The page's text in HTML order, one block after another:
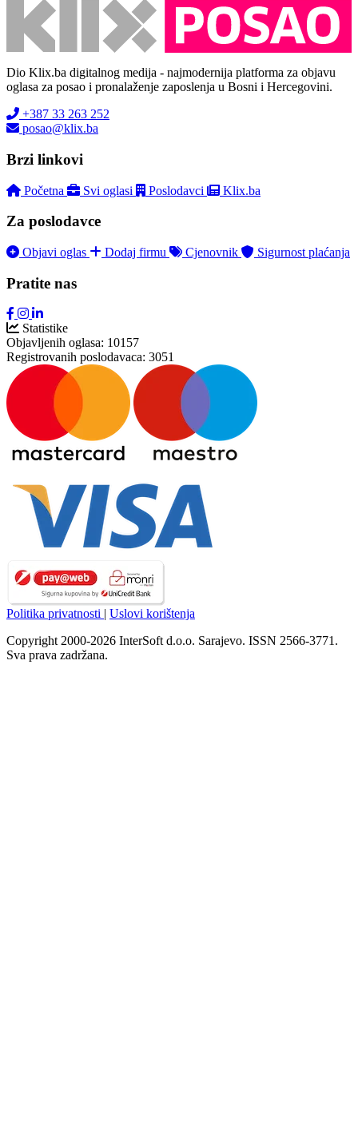
Dio Klix.ba digitalnog medija - najmodernija platforma za objavu
oglasa za posao i pronalaženje zaposlenja u Bosni i Hercegovini.
+387 33 263 252
posao@klix.ba
Brzi linkovi
Početna Svi oglasi Poslodavci Klix.ba
Za poslodavce
Objavi oglas Dodaj firmu Cjenovnik Sigurnost plaćanja
Pratite nas
Statistike
Objavljenih oglasa: 10157
Registrovanih poslodavaca: 3051
Politika privatnosti
Uslovi korištenja
Copyright 2000-2026 InterSoft d.o.o. Sarajevo. ISSN 2566-3771.
Sva prava zadržana.